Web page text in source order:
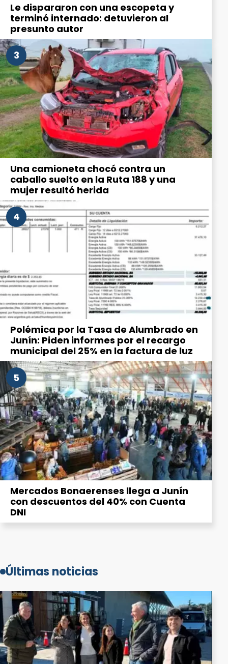
Le dispararon con una escopeta y
terminó internado: detuvieron al
presunto autor
3
Una camioneta chocó contra un
caballo suelto en la Ruta 188 y una
mujer resultó herida
4
Polémica por la Tasa de Alumbrado en
Junín: Piden informes por el recargo
municipal del 25% en la factura de luz
5
Mercados Bonaerenses llega a Junín
con descuentos del 40% con Cuenta
DNI
Últimas noticias